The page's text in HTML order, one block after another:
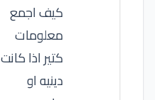
كيف اجمع
معلومات
كتير اذا كانت
دينيه او